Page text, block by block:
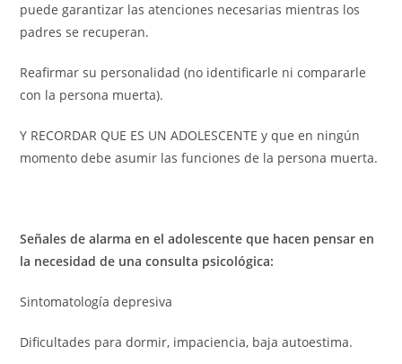
puede garantizar las atenciones necesarias mientras los
padres se recuperan.
Reafirmar su personalidad (no identificarle ni compararle
con la persona muerta).
Y RECORDAR QUE ES UN ADOLESCENTE y que en ningún
momento debe asumir las funciones de la persona muerta.
Señales de alarma en el adolescente que hacen pensar en
la necesidad de una consulta psicológica:
Sintomatología depresiva
Dificultades para dormir, impaciencia, baja autoestima.